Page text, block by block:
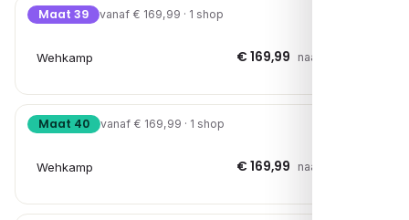
Maat 39 vanaf € 169,99 · 1 shop
Wehkamp € 169,99 naar shop →
Maat 40 vanaf € 169,99 · 1 shop
Wehkamp € 169,99 naar shop →